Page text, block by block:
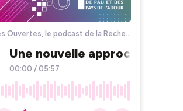
Sciences Ouvertes, le podcast de la Recherche à l’Université de Pau et des Pays de l’Adour
Une nouvelle approche
00:00 / 05:57